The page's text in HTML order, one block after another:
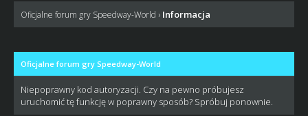
Oficjalne forum gry Speedway-World › Informacja
Oficjalne forum gry Speedway-World
Niepoprawny kod autoryzacji. Czy na pewno próbujesz
uruchomić tę funkcję w poprawny sposób? Spróbuj ponownie.